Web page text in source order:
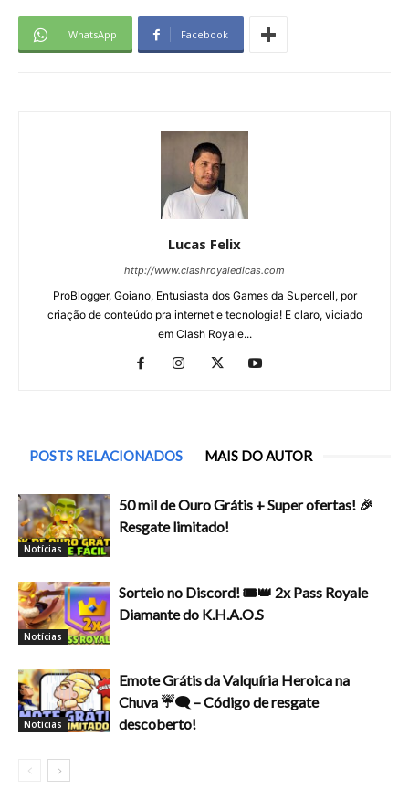
WhatsApp Facebook
Lucas Felix
http://www.clashroyaledicas.com
ProBlogger, Goiano, Entusiasta dos Games da Supercell, por
criação de conteúdo pra internet e tecnologia! E claro, viciado
em Clash Royale...
POSTS RELACIONADOS MAIS DO AUTOR
Notícias
50 mil de Ouro Grátis + Super ofertas! 🎉
Resgate limitado!
Notícias
Sorteio no Discord! 🎟️👑 2x Pass Royale
Diamante do K.H.A.O.S
Notícias
Emote Grátis da Valquíria Heroica na
Chuva ☔🗨️ – Código de resgate
descoberto!